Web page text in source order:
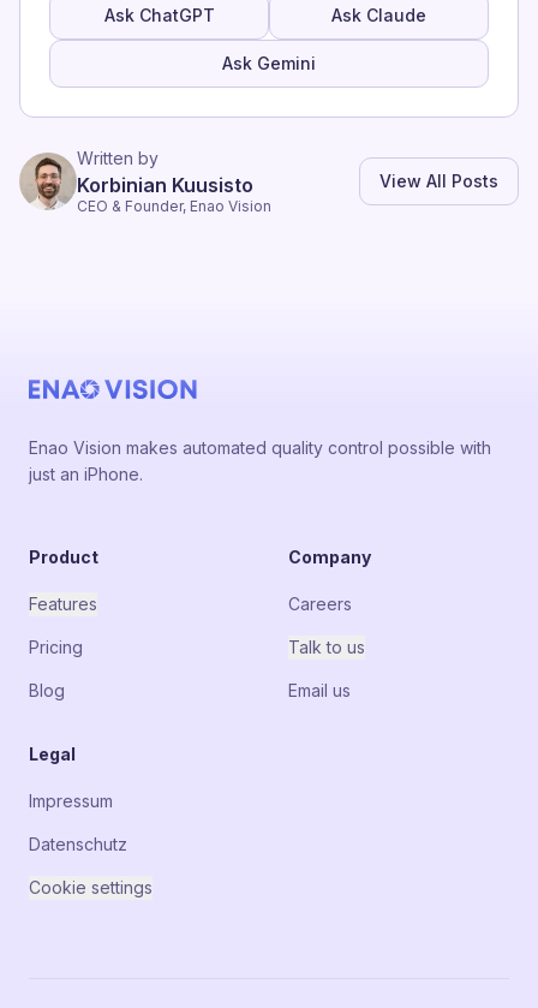
Ask ChatGPT Ask Claude
Ask Gemini
Written by
Korbinian Kuusisto
CEO & Founder, Enao Vision
View All Posts
Enao Vision makes automated quality control possible with
just an iPhone.
Product
Features
Pricing
Blog
Company
Careers
Talk to us
Email us
Legal
Impressum
Datenschutz
Cookie settings